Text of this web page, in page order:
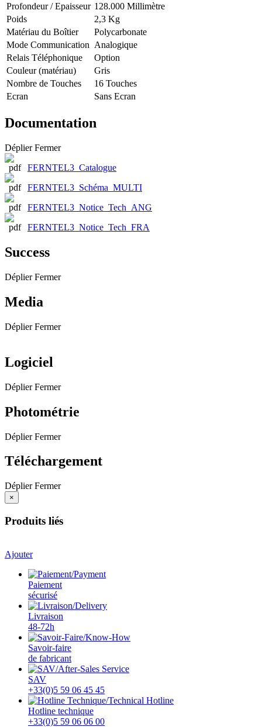
Profondeur / Epaisseur 128.000 Millimètre
Poids
2,3 Kg
Matériau du Boîtier
Polycarbonate
Mode Communication Analogique
Relais Téléphonique
Option
Couleur (matériau)
Gris
Nombre de Touches
16 Touches
Ecran
Sans Ecran
Documentation
Déplier Fermer
FERNTEL3_Catalogue
FERNTEL3_Schéma_MULTI
FERNTEL3_Notice_Tech_ANG
FERNTEL3_Notice_Tech_FRA
Success
Déplier Fermer
Media
Déplier Fermer
Logiciel
Déplier Fermer
Photométrie
Déplier Fermer
Téléchargement
Déplier Fermer
×
Produits liés
Ajouter
Paiement
sécurisé
Livraison
48-72h
Savoir-faire
de fabricant
SAV
+33(0)5 59 06 45 45
Hotline technique
+33(0)5 59 06 06 00